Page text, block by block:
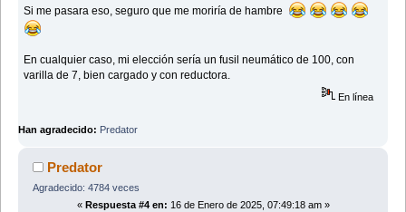
Si me pasara eso, seguro que me moriría de hambre
En cualquier caso, mi elección sería un fusil neumático de 100, con
varilla de 7, bien cargado y con reductora.
En línea
Han agradecido: Predator
Predator
Agradecido: 4784 veces
« Respuesta #4 en: 16 de Enero de 2025, 07:49:18 am »